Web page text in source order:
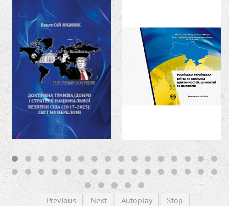
Previous Next Autoplay Stop